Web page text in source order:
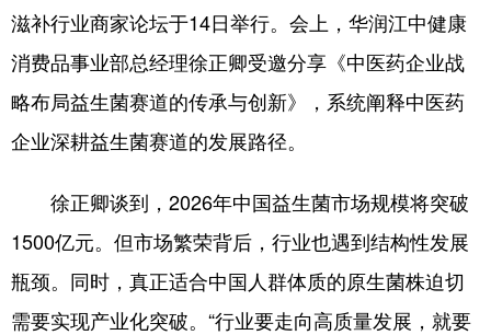
学术中国 乡村振兴 银龄 溯源中国
城市 旅游 能源 会展
娱乐 时尚
文化产业
地方频道
滋补行业商家论坛于14日举行。会上，华润江中健康
消费品事业部总经理徐正卿受邀分享《中医药企业战
略布局益生菌赛道的传承与创新》，系统阐释中医药
企业深耕益生菌赛道的发展路径。
徐正卿谈到，2026年中国益生菌市场规模将突破
1500亿元。但市场繁荣背后，行业也遇到结构性发展
瓶颈。同时，真正适合中国人群体质的原生菌株迫切
需要实现产业化突破。“行业要走向高质量发展，就要